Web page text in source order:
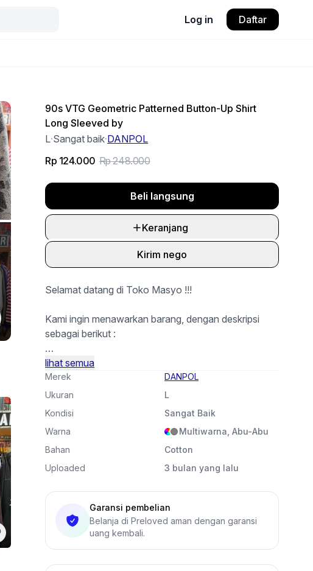
Log in Daftar
produk ini
90s VTG Geometric Patterned Button-Up Shirt
Long Sleeved by
L·Sangat baik·DANPOL
Rp 124.000 Rp 248.000
Beli langsung
Keranjang
Kirim nego
Selamat datang di Toko Masyo !!!
Kami ingin menawarkan barang, dengan deskripsi
sebagai berikut :
- Nama barang : 90s VTG Geometric Patterned
Button-Up Shirt Long Sleeved by Danpol
- Warna : Gray, Multi Colour
- Ukuran :
• P: 71cm
- Stok : 1
- Kondisi : 9.5/10 (very good condition for item vtg)
*Selama iklan masih ada, barang masih tersedia.
Terima kasih
#tokomasyo #90sshirt #graphicshirt #danpolshirt
#vintageshirt
lihat semua
Merek
DANPOL
Ukuran
L
Kondisi
Sangat Baik
Warna
Multiwarna, Abu-Abu
Bahan
Cotton
Uploaded
3 bulan yang lalu
Garansi pembelian
Belanja di Preloved aman dengan garansi
uang kembali.